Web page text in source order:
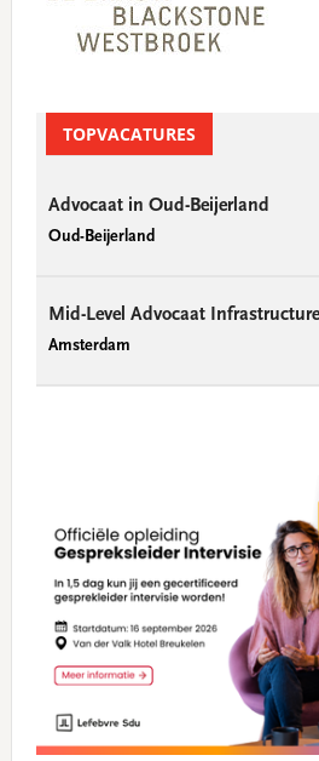
TOPVACATURES
Advocaat in Oud-Beijerland
Oud-Beijerland
Mid-Level Advocaat
Amsterdam